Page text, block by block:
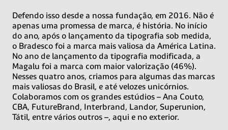
Defendo isso desde a nossa fundação, em 2016. Não é
apenas uma promessa de marca, é história. No início
do ano, após o lançamento da tipografia sob medida,
o Bradesco foi a marca mais valiosa da América Latina.
No ano de lançamento da tipografia modificada, a
Magalu foi a marca com maior valorização (46%).
Nesses quatro anos, criamos para algumas das marcas
mais valiosas do Brasil, e até velozes unicórnios.
Colaboramos com os grandes estúdios – Ana Couto,
CBA, FutureBrand, Interbrand, Landor, Superunion,
Tátil, entre vários outros –, aqui e no exterior.